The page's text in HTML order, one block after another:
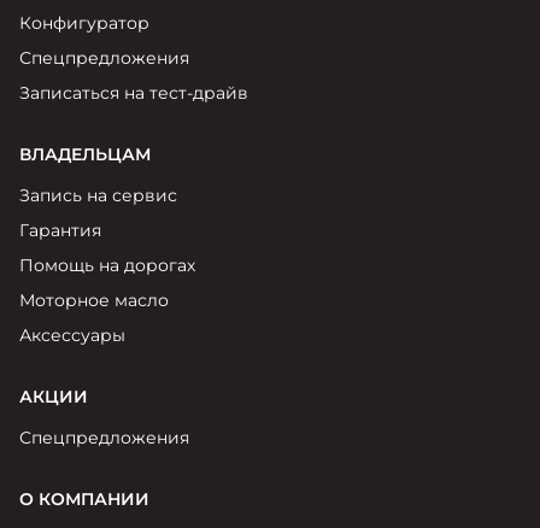
Конфигуратор
Спецпредложения
Записаться на тест-драйв
ВЛАДЕЛЬЦАМ
Запись на сервис
Гарантия
Помощь на дорогах
Моторное масло
Аксессуары
АКЦИИ
Спецпредложения
О КОМПАНИИ